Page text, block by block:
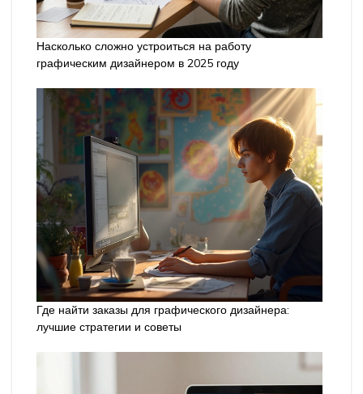
Насколько сложно устроиться на работу
графическим дизайнером в 2025 году
Где найти заказы для графического дизайнера:
лучшие стратегии и советы